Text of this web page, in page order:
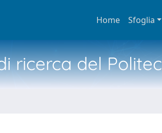
Home Sfoglia
ricerca del